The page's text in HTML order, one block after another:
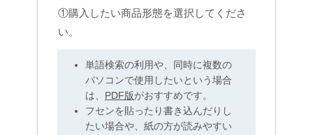
①購入したい商品形態を選択してくださ
い。
単語検索の利用や、同時に複数の
パソコンで使用したいという場合
は、 PDF版がおすすめです。
フセンを貼ったり書き込んだりし
たい場合や、紙の方が読みやすい